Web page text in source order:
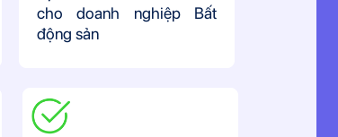
cho doanh nghiệp Bất
động sản